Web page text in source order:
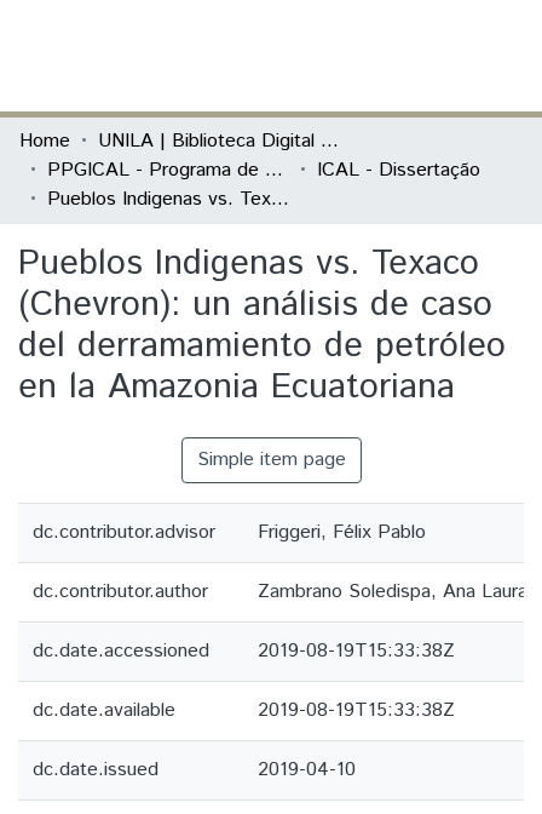
Communities & Collections
All of DSpace
Home
UNILA | Biblioteca Digital de Dissertações e Teses
PPGICAL - Programa de Pós-Graduação em Integração Contemporânea da América Latina
ICAL - Dissertação
Pueblos Indigenas vs. Texaco (Chevron): un análisis de caso del derramamiento de petróleo en la Amazonia Ecuatoriana
Pueblos Indigenas vs. Texaco
(Chevron): un análisis de caso
del derramamiento de petróleo
en la Amazonia Ecuatoriana
Simple item page
dc.contributor.advisor Friggeri, Félix Pablo
dc.contributor.author Zambrano Soledispa, Ana Laura
dc.date.accessioned 2019-08-19T15:33:38Z
dc.date.available 2019-08-19T15:33:38Z
dc.date.issued 2019-04-10